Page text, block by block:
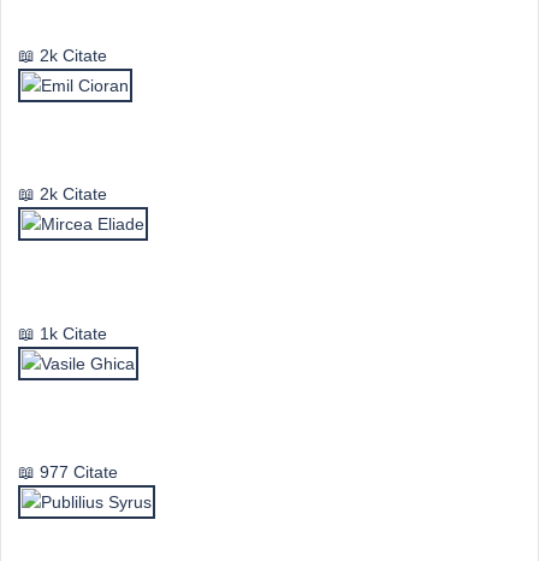
2k Citate
2k Citate
1k Citate
977 Citate